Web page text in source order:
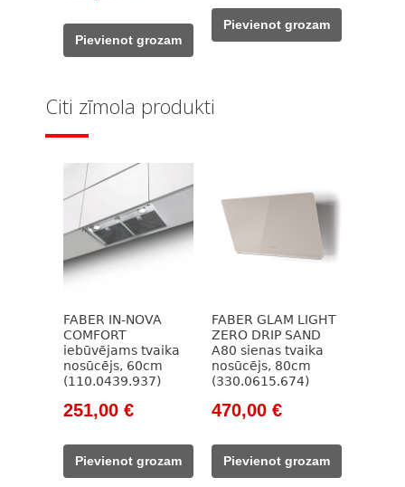
was:
714,00 €.
485,00 €.
Pievienot grozam
was:
817,00 €.
490,00 €.
Pievienot grozam
Citi zīmola produkti
FABER IN-NOVA
COMFORT
iebūvējams tvaika
nosūcējs, 60cm
(110.0439.937)
Original
was:
529,00 €.
251,00 €Current
251,00 €.
Pievienot grozam
FABER GLAM LIGHT
ZERO DRIP SAND
A80 sienas tvaika
nosūcējs, 80cm
(330.0615.674)
Original
was:
620,00 €.
470,00 €Current
470,00 €.
Pievienot grozam